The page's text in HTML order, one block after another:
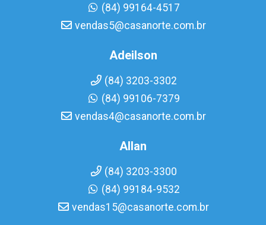
(84) 99164-4517
vendas5@casanorte.com.br
Adeilson
(84) 3203-3302
(84) 99106-7379
vendas4@casanorte.com.br
Allan
(84) 3203-3300
(84) 99184-9532
vendas15@casanorte.com.br